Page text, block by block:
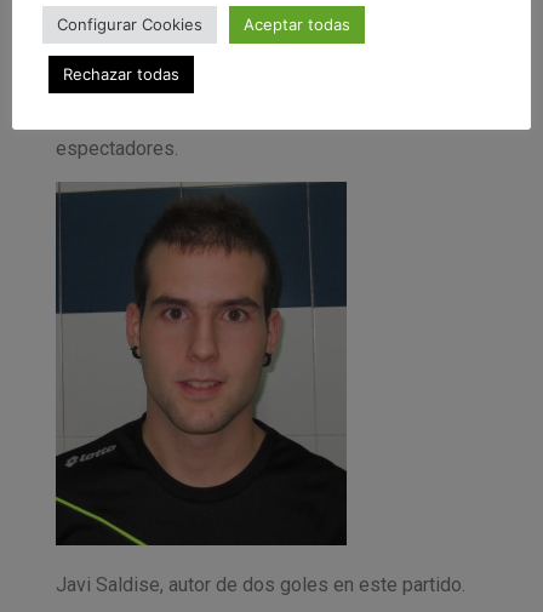
Julen E. 3-1 (min. 21) Kiko, 4-1 (min. 29) Igor, 5-1
(min. 37) Julen M., 6-1 (min. 39) Javi y 6-2 (min. 40)
Carlos
espectadores.
Javi Saldise, autor de dos goles en este partido.
Configurar Cookies Aceptar todas
Rechazar todas